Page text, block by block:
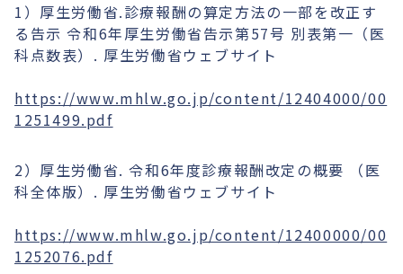
1）厚生労働省.診療報酬の算定方法の一部を改正す
る告示 令和6年厚生労働省告示第57号 別表第一（医
科点数表）. 厚生労働省ウェブサイト
https://www.mhlw.go.jp/content/12404000/00
1251499.pdf
2）厚生労働省. 令和6年度診療報酬改定の概要 （医
科全体版）. 厚生労働省ウェブサイト
https://www.mhlw.go.jp/content/12400000/00
1252076.pdf